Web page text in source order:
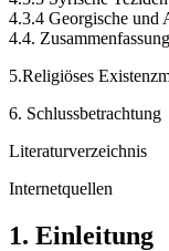
4.3.4 Georgische und
4.4. Zusammenfassung
5.Religiöses
6. Schlussbetrachtung
Literaturverzeichnis
Internetquellen
1. Einleitung